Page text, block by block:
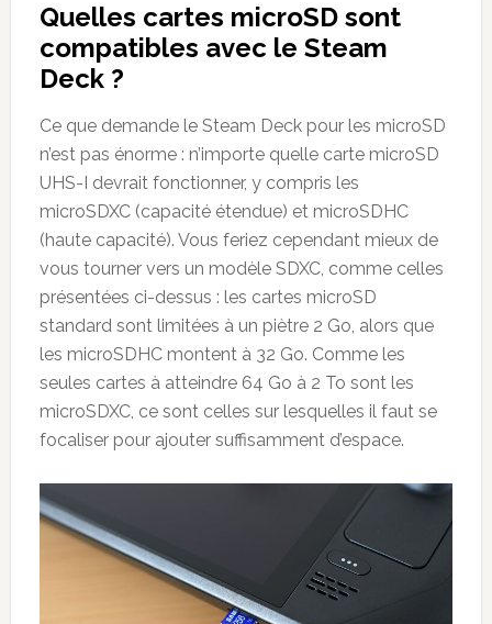
Quelles cartes microSD sont
compatibles avec le Steam
Deck ?
Ce que demande le Steam Deck pour les microSD
n’est pas énorme : n’importe quelle carte microSD
UHS-I devrait fonctionner, y compris les
microSDXC (capacité étendue) et microSDHC
(haute capacité). Vous feriez cependant mieux de
vous tourner vers un modèle SDXC, comme celles
présentées ci-dessus : les cartes microSD
standard sont limitées à un piètre 2 Go, alors que
les microSDHC montent à 32 Go. Comme les
seules cartes à atteindre 64 Go à 2 To sont les
microSDXC, ce sont celles sur lesquelles il faut se
focaliser pour ajouter suffisamment d’espace.